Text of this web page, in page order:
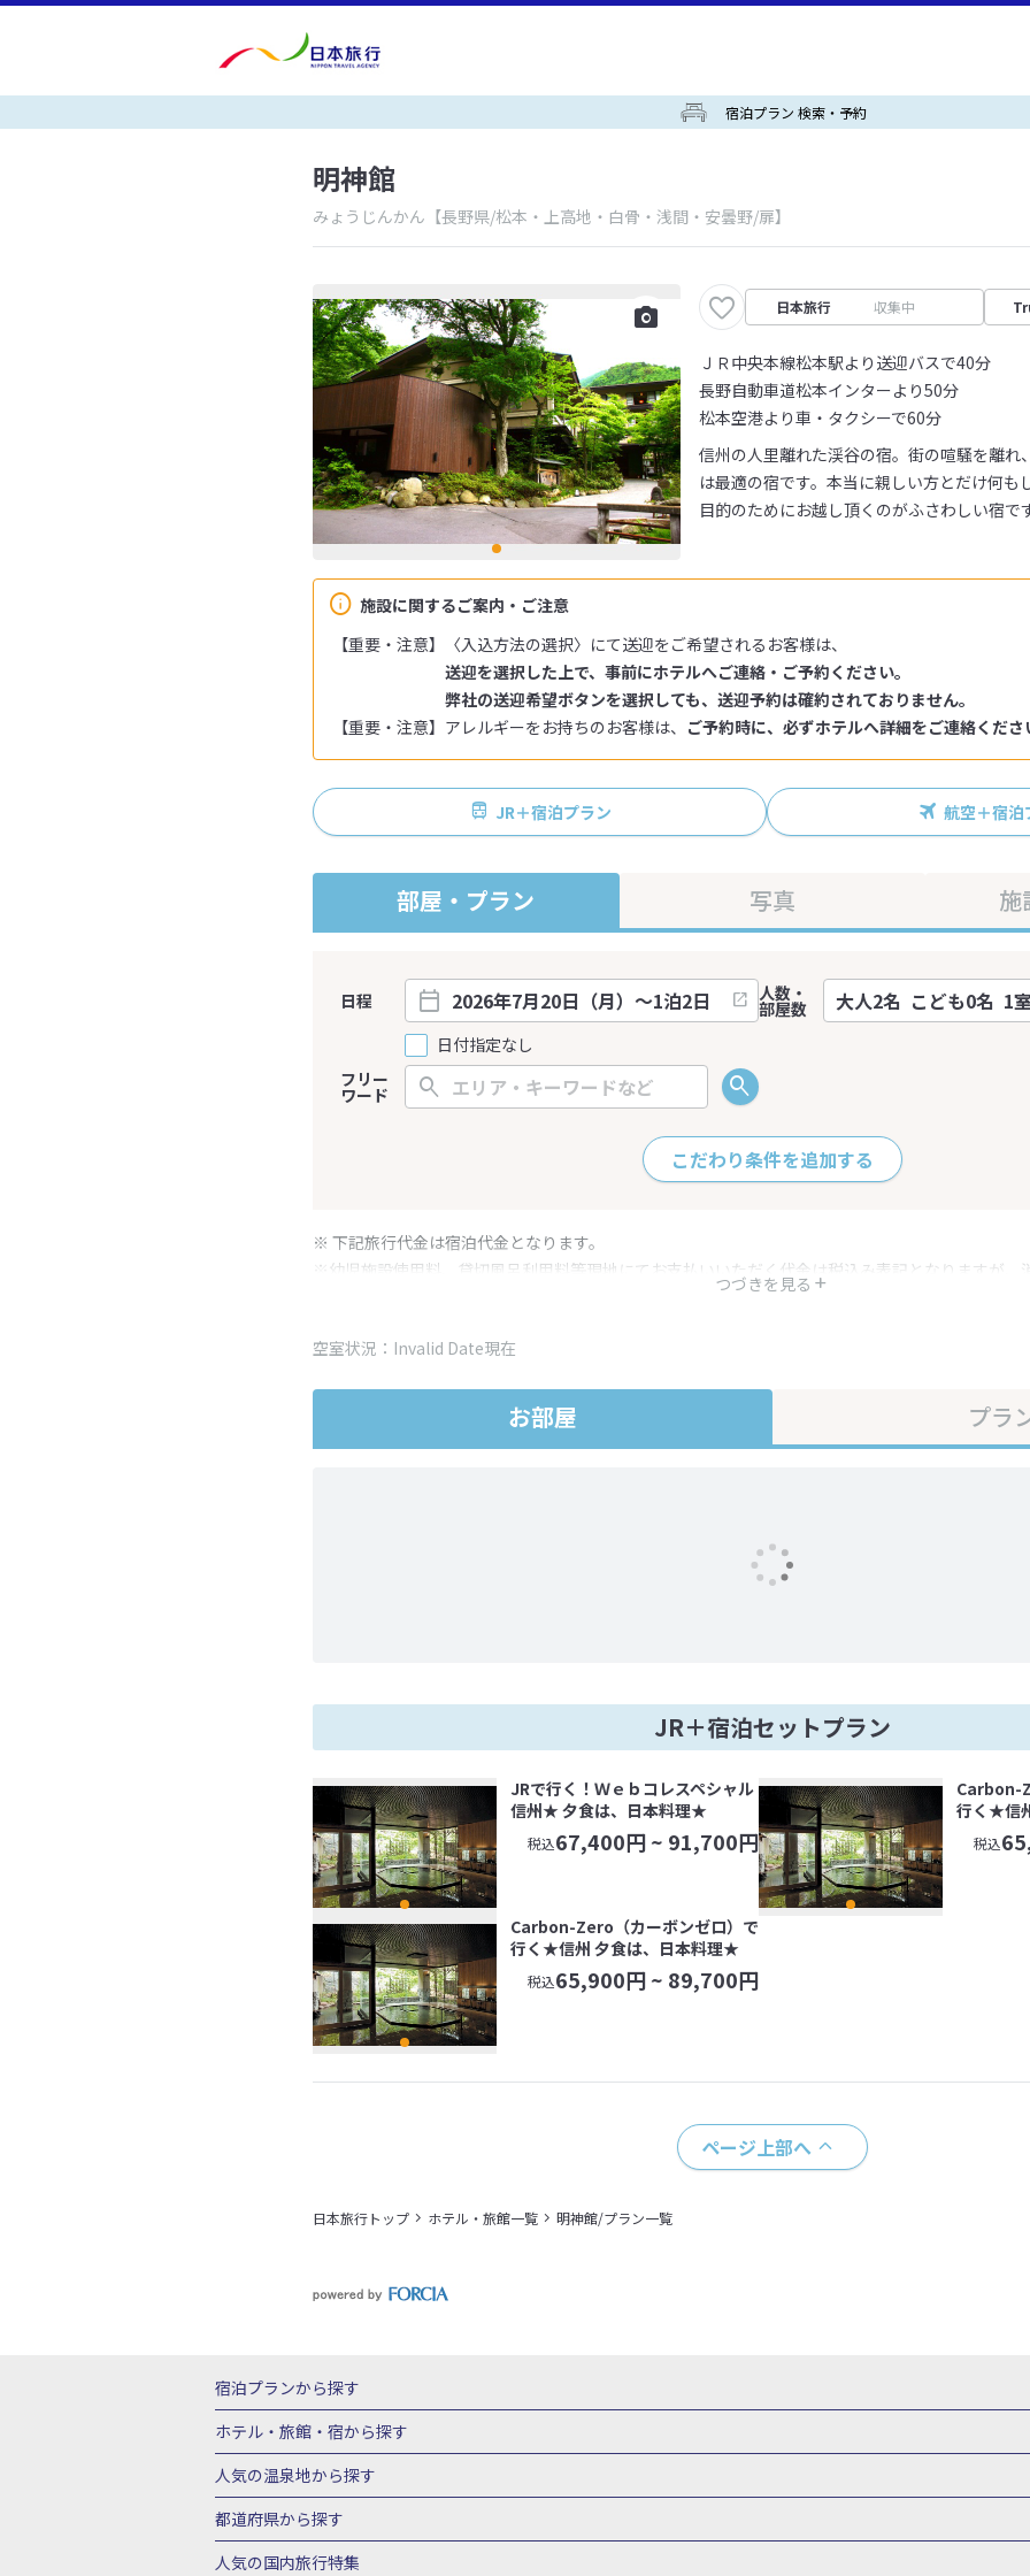
宿泊プラン 検索・予約
明神館
みょうじんかん 【長野県/松本・上高地・白骨・浅間・安曇野/扉】
日本旅行 収集中
ＪＲ中央本線松本駅より送迎バスで40分
長野自動車道松本インターより50分
松本空港より車・タクシーで60分
施設に関するご案内・ご注意
【重要・注意】〈入込方法の選択〉にて送迎をご希望されるお客様は、
送迎を選択した上で、事前にホテルへご連絡・ご予約ください。
弊社の送迎希望ボタンを選択しても、送迎予約は確約されておりません。
【重要・注意】アレルギーをお持ちのお客様は、 ご予約時に、必ずホテルへ詳細をご連絡くださ
信州の人里離れた渓谷の宿。街の喧騒を離れ
は最適の宿です。本当に親しい方とだけ何も
目的のためにお越し頂くのがふさわしい宿です
JR＋宿泊プラン 航空＋宿泊
部屋・プラン 写真 施
日程
日付指定なし
人数・
部屋数
フリー
ワード
こだわり条件を追加する
つづきを見る
※ 下記旅行代金は宿泊代金となります。
※幼児施設使用料、貸切風呂利用料等現地にてお支払いいただく代金は税込み表記となりますが、
空室状況：Invalid Date現在
お部屋 プラ
JR＋宿泊セットプラン
JRで行く！Ｗｅｂコレスペシャル
信州★ 夕食は、日本料理★
税込67,400円 ~ 91,700円
Carbon-
行く★信
税込
Carbon-Zero（カーボンゼロ）で
行く★信州 夕食は、日本料理★
税込65,900円 ~ 89,700円
ページ上部へ
日本旅行トップ ホテル・旅館一覧 明神館/プラン一覧
宿泊プランから探す
北海道
東北 青森県
栃木県
群馬県 北陸 富山県 石川県 福井県 甲信越 山梨県 新潟県 長野県 東海 静岡県
三重県
近畿 滋賀県 京都府 大阪府 兵庫県 奈良県 和歌山県 四国 徳島県 高知県 香川県
岡山県
広島県
ホテル・旅館・宿から探す
北海道ホテル・旅館
山形県ホテル・旅館
福島県ホテル・旅館 東京都ホテル・旅館 神奈川県ホテル・旅館
埼玉県ホ
千葉県ホテル・旅館
茨城県ホテル・旅館 栃木県ホテル・旅館 群馬県ホテル・旅館
富山県ホテ
石川県ホテル・旅館
人気の温泉地から探す
北海道
湯の川温泉(北海道)
川湯温泉(北海道)
層雲峡温泉(北海道) 知床温泉(北海道) 東北 花巻温泉(岩手) 蔵王温泉(山形)
かみ
都道府県から探す
北海道旅行・ツアー
人気の国内旅行特集